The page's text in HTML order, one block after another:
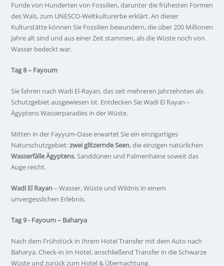
Funde von Hunderten von Fossilien, darunter die frühesten Formen
des Wals, zum UNESCO-Weltkulturerbe erklärt. An dieser
Kulturstätte können Sie Fossilien bewundern, die über 200 Millionen
Jahre alt sind und aus einer Zeit stammen, als die Wüste noch von
Wasser bedeckt war.
Tag 8 – Fayoum
Sie fahren nach Wadi El-Rayan, das seit mehreren Jahrzehnten als
Schutzgebiet ausgewiesen ist. Entdecken Sie Wadi El Rayan –
Ägyptens Wasserparadies in der Wüste.
Mitten in der Fayyum-Oase erwartet Sie ein einzigartiges
Naturschutzgebiet:zwei glitzernde Seen, die einzigen natürlichen
Wasserfälle Ägyptens, Sanddünen und Palmenhaine soweit das
Auge reicht.
Wadi El Rayan– Wasser, Wüste und Wildnis in einem
unvergesslichen Erlebnis.
Tag 9 - Fayoum – Baharya
Nach dem Frühstück in Ihrem Hotel Transfer mit dem Auto nach
Baharya. Check-in im Hotel, anschließend Transfer in die Schwarze
Wüste und zurück zum Hotel & Übernachtung.